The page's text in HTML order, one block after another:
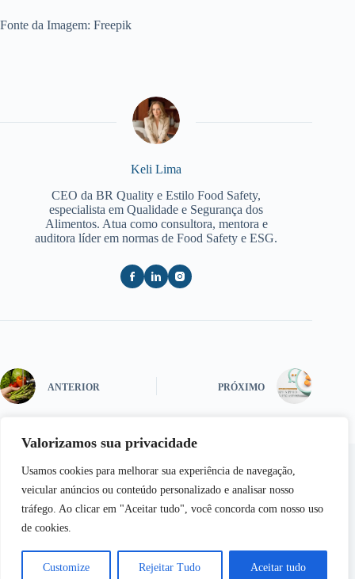
Valorizamos sua privacidade
Usamos cookies para melhorar sua experiência de navegação,
veicular anúncios ou conteúdo personalizado e analisar nosso
tráfego. Ao clicar em "Aceitar tudo", você concorda com nosso uso
de cookies.
Customize Rejeitar Tudo Aceitar tudo
Fonte da Imagem: Freepik
Keli Lima
CEO da BR Quality e Estilo Food Safety,
especialista em Qualidade e Segurança dos
Alimentos. Atua como consultora, mentora e
auditora líder em normas de Food Safety e ESG.
ANTERIOR PRÓXIMO
Copyright © 2026 - Semear | Todos os Direitos